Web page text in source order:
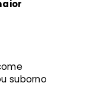
suborno